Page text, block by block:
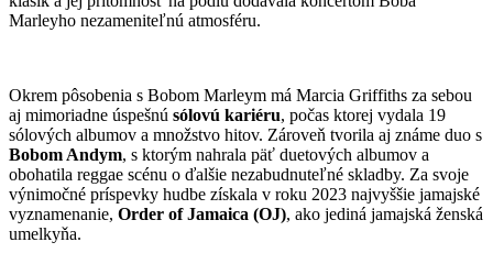
Marleyho nezameniteľnú atmosféru.
Okrem pôsobenia s Bobom Marleym má Marcia Griffiths za sebou
aj mimoriadne úspešnú sólovú kariéru, počas ktorej vydala 19
sólových albumov a množstvo hitov. Zároveň tvorila aj známe duo s
Bobom Andym, s ktorým nahrala päť duetových albumov a
obohatila reggae scénu o ďalšie nezabudnuteľné skladby. Za svoje
výnimočné príspevky hudbe získala v roku 2023 najvyššie jamajské
vyznamenanie, Order of Jamaica (OJ), ako jediná jamajská ženská
umelkyňa.